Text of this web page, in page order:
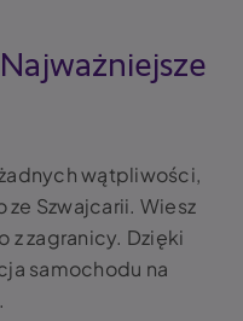
wątpliwości,
Szwajcarii. Wiesz
z zagranicy. Dzięki
samochodu na